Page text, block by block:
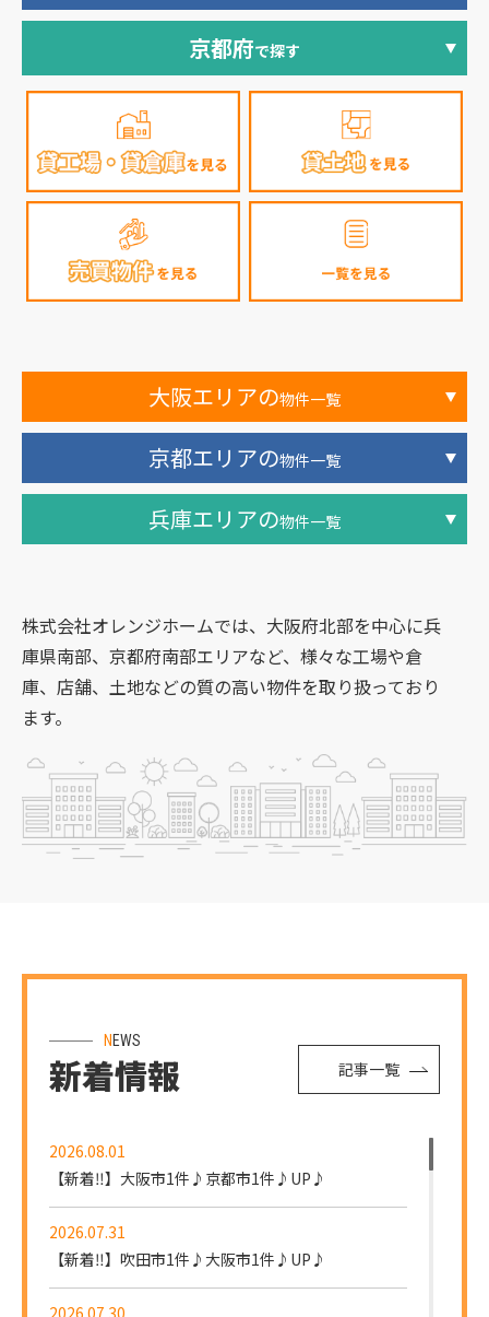
京都府で探す
大阪エリアの物件一覧
京都エリアの物件一覧
兵庫エリアの物件一覧
株式会社オレンジホームでは、大阪府北部を中心に兵
庫県南部、京都府南部エリアなど、様々な工場や倉
庫、店舗、土地などの質の高い物件を取り扱っており
ます。
NEWS
新着情報 記事一覧
2026.08.01
【新着‼】大阪市1件♪京都市1件♪UP♪
2026.07.31
【新着‼】吹田市1件♪大阪市1件♪UP♪
2026.07.30